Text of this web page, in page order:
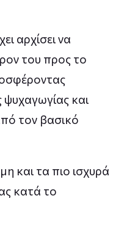
αρχίσει να
του προς το
ψυχαγωγίας και
τον βασικό
και τα πιο ισχυρά
κατά το